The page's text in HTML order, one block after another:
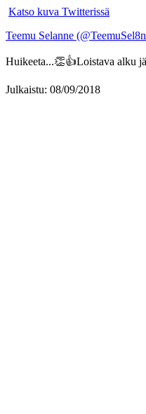
Katso kuva Twitterissä
Teemu Selanne
Huikeeta...👏👍Loistava alku
Julkaistu: 08/09/2018